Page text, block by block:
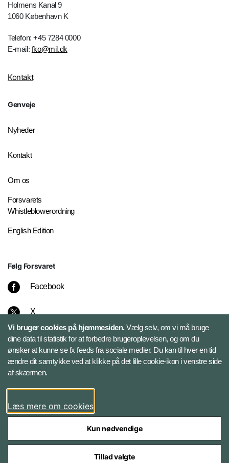
Holmens Kanal 9
1060 København K
Telefon: +45 7284 0000
E-mail: fko@mil.dk
Kontakt
Genveje
Nyheder
Kontakt
Om os
Forsvarets
Whistleblowerordning
English Edition
Følg Forsvaret
Facebook
X
Instagram
Bluesky
LinkedIn
Vi bruger cookies på hjemmesiden.Vælg selv, om vi må bruge
dine data til statistik for at forbedre brugeroplevelsen, og om du
ønsker at kunne se fx feeds fra sociale medier. Du kan til hver en tid
ændre dit samtykke ved at klikke på det lille cookie-ikon i venstre side
af skærmen.
Læs mere om cookies
Kun nødvendige
Tillad valgte